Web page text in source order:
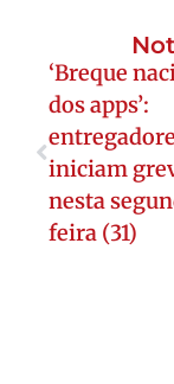
‘Breque
dos apps’:
iniciam
nesta
feira (31)